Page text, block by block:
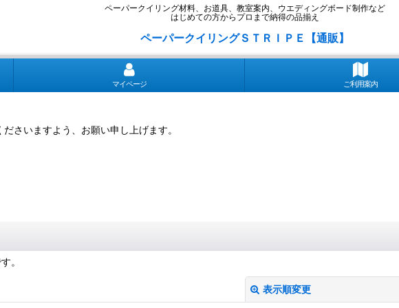
ペーパークイリング材料、お道具、教室案内、ウエディングボード制作など
はじめての方からプロまで納得の品揃え
ペーパークイリングＳＴＲＩＰＥ【通販】
マイページ ご利用案内
さいますよう、お願い申し上げます。
。
表示順変更